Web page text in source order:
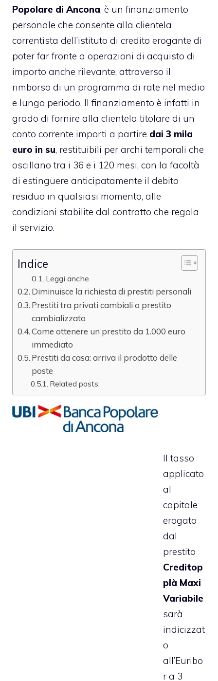
Popolare di Ancona, è un finanziamento
personale che consente alla clientela
correntista dell’istituto di credito erogante di
poter far fronte a operazioni di acquisto di
importo anche rilevante, attraverso il
rimborso di un programma di rate nel medio
e lungo periodo. Il finanziamento è infatti in
grado di fornire alla clientela titolare di un
conto corrente importi a partire dai 3 mila
euro in su, restituibili per archi temporali che
oscillano tra i 36 e i 120 mesi, con la facoltà
di estinguere anticipatamente il debito
residuo in qualsiasi momento, alle
condizioni stabilite dal contratto che regola
il servizio.
Indice
Leggi anche
Diminuisce la richiesta di prestiti personali
Prestiti tra privati cambiali o prestito
cambializzato
Come ottenere un prestito da 1.000 euro
immediato
Prestiti da casa: arriva il prodotto delle
poste
Related posts:
Il tasso
applicato
al
capitale
erogato
dal
prestito
Creditop
plà Maxi
Variabile
sarà
indicizzat
o
all’Euribo
r a 3